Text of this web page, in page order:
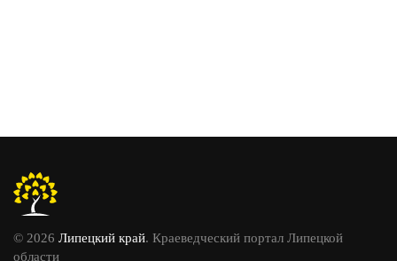
© 2026 Липецкий край. Краеведческий портал Липецкой
области